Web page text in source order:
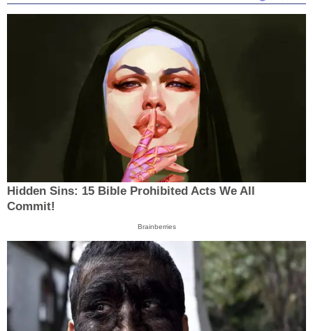
Hidden Sins: 15 Bible Prohibited Acts We All
Commit!
Brainberries